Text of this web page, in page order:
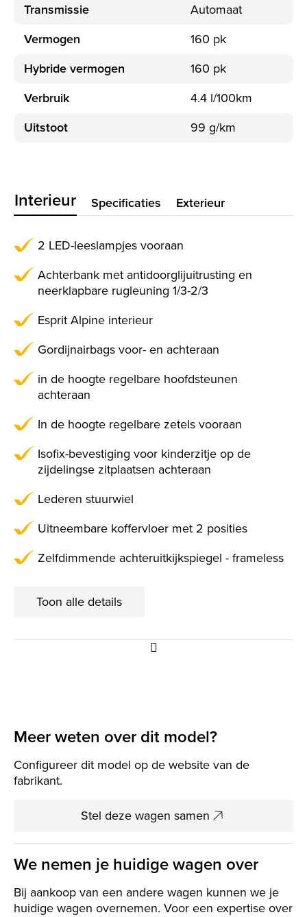
Transmissie
Automaat
Vermogen
160 pk
Hybride vermogen
160 pk
Verbruik
4.4 l/100km
Uitstoot
99 g/km
Interieur Specificaties Exterieur
2 LED-leeslampjes vooraan
Achterbank met antidoorglijuitrusting en
neerklapbare rugleuning 1/3-2/3
Esprit Alpine interieur
Gordijnairbags voor- en achteraan
in de hoogte regelbare hoofdsteunen
achteraan
In de hoogte regelbare zetels vooraan
Isofix-bevestiging voor kinderzitje op de
zijdelingse zitplaatsen achteraan
Lederen stuurwiel
Uitneembare koffervloer met 2 posities
Zelfdimmende achteruitkijkspiegel - frameless
Toon alle details
Meer weten over dit model?
Configureer dit model op de website van de
fabrikant.
Stel deze wagen samen
We nemen je huidige wagen over
Bij aankoop van een andere wagen kunnen we je
huidige wagen overnemen. Voor een expertise over